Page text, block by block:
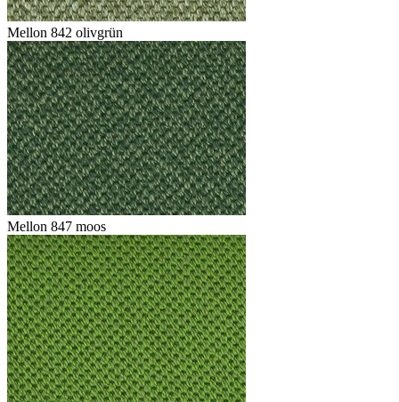
Mellon 842 olivgrün
Mellon 847 moos